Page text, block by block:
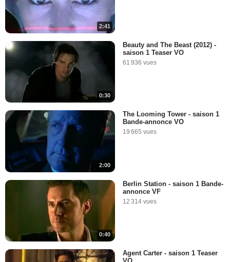
2:41
0:30
Beauty and The Beast (2012) -
saison 1 Teaser VO
61 936 vues
2:00
The Looming Tower - saison 1
Bande-annonce VO
19 665 vues
0:40
Berlin Station - saison 1 Bande-
annonce VF
12 314 vues
Agent Carter - saison 1 Teaser